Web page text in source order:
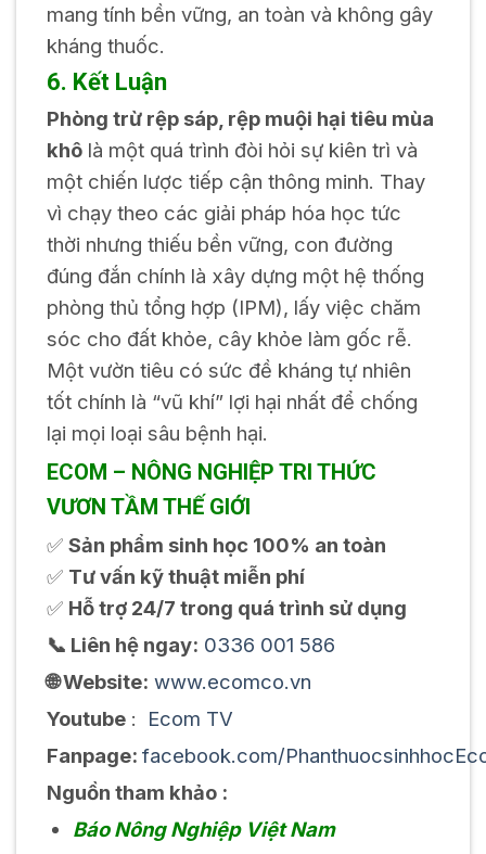
mang tính bền vững, an toàn và không gây
kháng thuốc.
6. Kết Luận
Phòng trừ rệp sáp, rệp muội hại tiêu mùa
khôlà một quá trình đòi hỏi sự kiên trì và
một chiến lược tiếp cận thông minh. Thay
vì chạy theo các giải pháp hóa học tức
thời nhưng thiếu bền vững, con đường
đúng đắn chính là xây dựng một hệ thống
phòng thủ tổng hợp (IPM), lấy việc chăm
sóc cho đất khỏe, cây khỏe làm gốc rễ.
Một vườn tiêu có sức đề kháng tự nhiên
tốt chính là “vũ khí” lợi hại nhất để chống
lại mọi loại sâu bệnh hại.
ECOM – NÔNG NGHIỆP TRI THỨC
VƯƠN TẦM THẾ GIỚI
✅ Sản phẩm sinh học 100% an toàn
✅ Tư vấn kỹ thuật miễn phí
✅ Hỗ trợ 24/7 trong quá trình sử dụng
📞 Liên hệ ngay: 0336 001 586
🌐 Website: www.ecomco.vn
Youtube:
Ecom TV
Fanpage: facebook.com/
Nguồn tham khảo :
Báo Nông Nghiệp Việt Nam